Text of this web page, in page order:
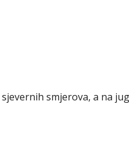
smjerova, a na